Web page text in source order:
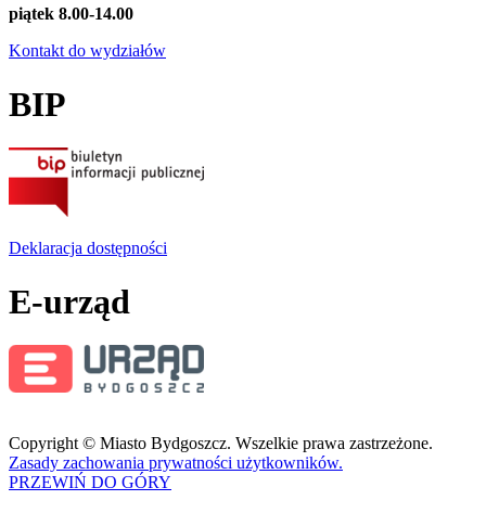
piątek 8.00-14.00
Kontakt do wydziałów
BIP
Deklaracja dostępności
E-urząd
Copyright © Miasto Bydgoszcz. Wszelkie prawa zastrzeżone.
Zasady zachowania prywatności użytkowników.
PRZEWIŃ DO GÓRY